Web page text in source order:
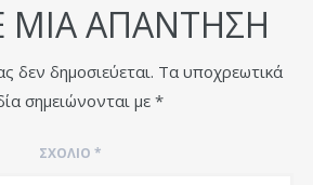
ΜΙΑ ΑΠΆΝΤΗΣΗ
δεν δημοσιεύεται. Τα υποχρεωτικά
σημειώνονται με *
ΣΧΌΛΙΟ *